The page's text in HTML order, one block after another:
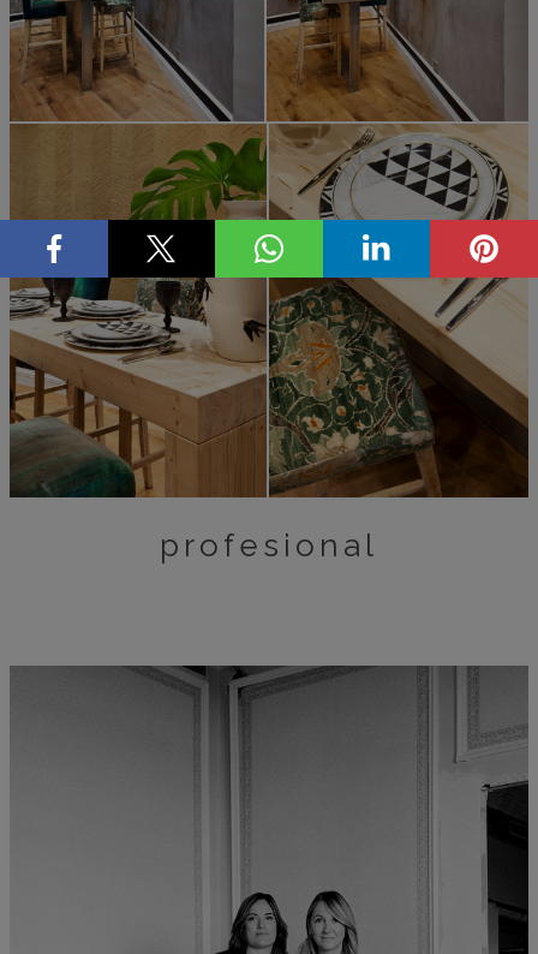
profesional